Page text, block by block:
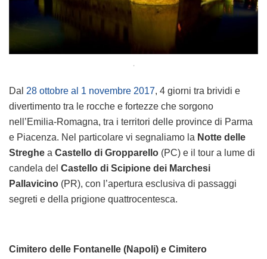
.
Dal 28 ottobre al 1 novembre 2017, 4 giorni tra brividi e
divertimento tra le rocche e fortezze che sorgono
nell’Emilia-Romagna, tra i territori delle province di Parma
e Piacenza. Nel particolare vi segnaliamo la Notte delle
Streghe a Castello di Gropparello (PC) e il tour a lume di
candela del Castello di Scipione dei Marchesi
Pallavicino (PR), con l’apertura esclusiva di passaggi
segreti e della prigione quattrocentesca.
Cimitero delle Fontanelle (Napoli) e Cimitero